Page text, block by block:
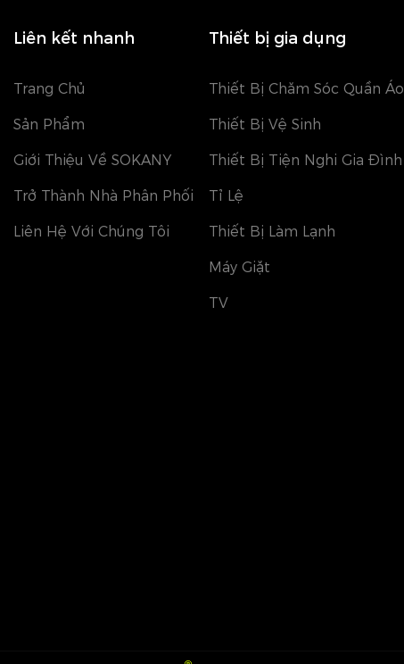
Liên kết nhanh
Trang Chủ
Sản Phẩm
Giới Thiệu Về SOKANY
Trở Thành Nhà Phân Phối
Liên Hệ Với Chúng Tôi
Thiết bị gia dụng
Thiết Bị Chăm Sóc Quần Áo
Thiết Bị Vệ Sinh
Thiết Bị Tiện Nghi Gia Đình
Tỉ Lệ
Thiết Bị Làm Lạnh
Máy Giặt
TV